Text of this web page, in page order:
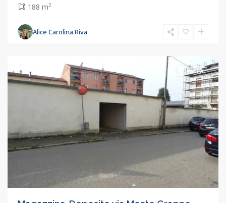
188 m2
Alice Carolina Riva
Concorezzo,
Vendita